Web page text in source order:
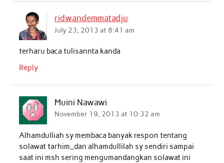
ridwandemmatadju
July 23, 2013 at 8:41 am
terharu baca tulisannta kanda
Reply
Muini Nawawi
November 19, 2013 at 10:32 am
Alhamdulliah sy membaca banyak respon tentang
solawat tarhim,,dan alhamdullilah sy sendiri sampai
saat ini msh sering mengumandangkan solawat ini